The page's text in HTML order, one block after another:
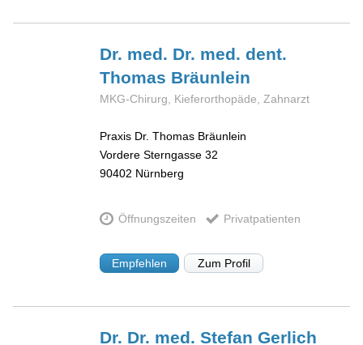
Dr. med. Dr. med. dent.
Thomas Bräunlein
MKG-Chirurg, Kieferorthopäde, Zahnarzt
Praxis Dr. Thomas Bräunlein
Vordere Sterngasse 32
90402 Nürnberg
Öffnungszeiten Privatpatienten
Empfehlen Zum Profil
Dr. Dr. med. StefanGerlich